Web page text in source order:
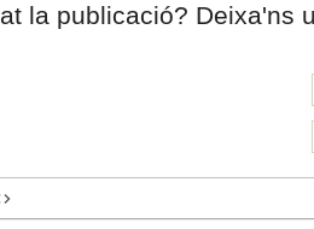
la publicació? Deixa'ns